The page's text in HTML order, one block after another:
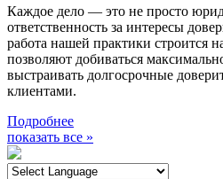
Каждое дело — это не просто
ответственность за интересы
работа нашей практики строится
позволяют добиваться
выстраивать долгосрочные
клиентами.
Подробнее
показать все »